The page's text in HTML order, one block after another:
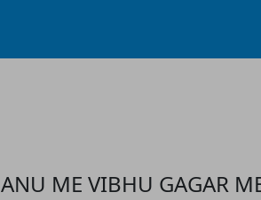
ANU ME VIBHU GAGAR